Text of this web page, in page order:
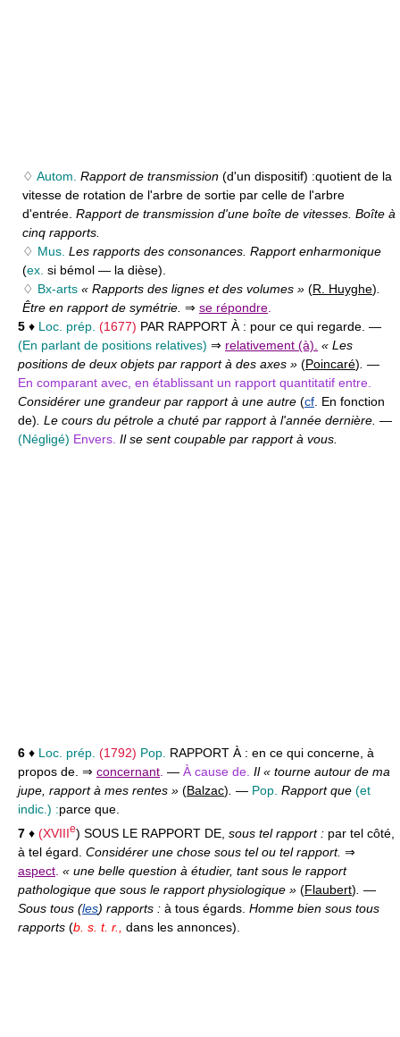
♢ Autom. Rapport de transmission (d'un dispositif) :quotient de la
vitesse de rotation de l'arbre de sortie par celle de l'arbre
d'entrée. Rapport de transmission d'une boîte de vitesses. Boîte à
cinq rapports.
♢ Mus. Les rapports des consonances. Rapport enharmonique
(ex. si bémol — la dièse).
♢ Bx-arts « Rapports des lignes et des volumes » (R. Huyghe)
Être en rapport de symétrie. ⇒ se répondre
5 ♦ Loc. prép. (1677) PAR RAPPORT À : pour ce qui regarde. —
(En parlant de positions relatives) ⇒ relativement (à). « Les
positions de deux objets par rapport à des axes » (Poincaré) —
En comparant avec, en établissant un rapport quantitatif entre.
Considérer une grandeur par rapport à une autre (cf . En fonction
de) . Le cours du pétrole a chuté par rapport à l'année dernière. —
(Négligé) Envers. Il se sent coupable par rapport à vous.
6 ♦ Loc. prép. (1792) Pop. RAPPORT À : en ce qui concerne, à
propos de. ⇒ concernant — À cause de. Il « tourne autour de ma
jupe, rapport à mes rentes » (Balzac) — Pop. Rapport que (et
indic.) :parce que.
7 ♦ (XVIIIe) SOUS LE RAPPORT DE, sous tel rapport : par tel côté,
à tel égard. Considérer une chose sous tel ou tel rapport. ⇒
aspect « une belle question à étudier, tant sous le rapport
pathologique que sous le rapport physiologique » (Flaubert) —
Sous tous (les) rapports : à tous égards. Homme bien sous tous
rapports (b. s. t. r., dans les annonces).